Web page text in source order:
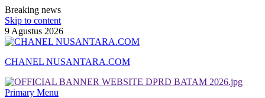
Breaking news
Skip to content
9 Agustus 2026
CHANEL NUSANTARA.COM
Primary Menu